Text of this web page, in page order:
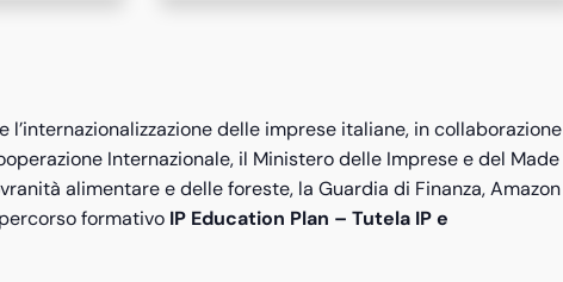
l’internazionalizzazione delle imprese italiane, in collaborazione
Internazionale, il Ministero delle Imprese e del Made
alimentare e delle foreste, la Guardia di Finanza, Amazon
formativo IP Education Plan – Tutela IP e